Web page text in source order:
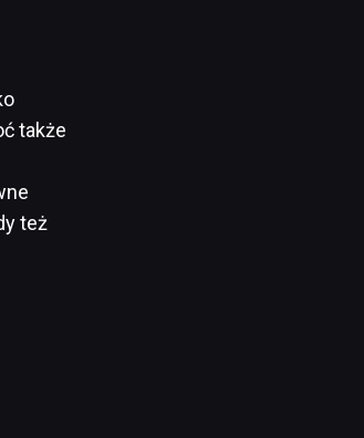
także
też